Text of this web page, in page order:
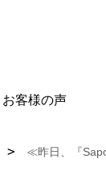
お客様の声
≪昨日、『